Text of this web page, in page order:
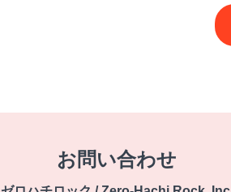
お問い合わせ